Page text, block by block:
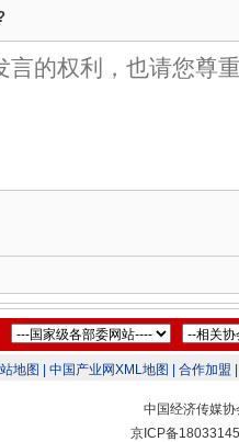
地图 | 中国产业网XML地图 | 合作加盟 |
中国经济传媒
京ICP备